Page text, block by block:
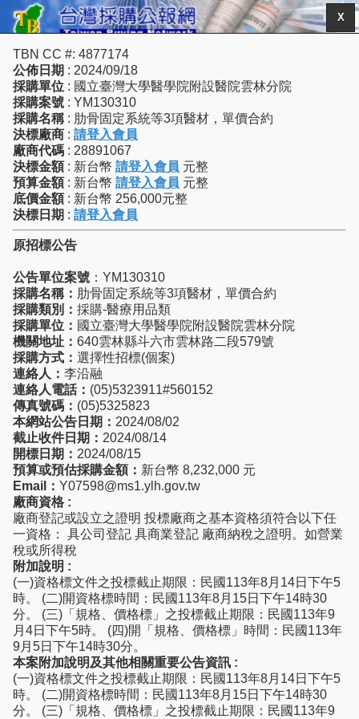
X
TBN CC #: 4877174
公佈日期 : 2024/09/18
採購單位 : 國立臺灣大學醫學院附設醫院雲林分院
採購案號 : YM130310
採購名稱 : 肋骨固定系統等3項醫材，單價合約
決標廠商 : 請登入會員
廠商代碼 : 28891067
決標金額 : 新台幣 請登入會員 元整
預算金額 : 新台幣 請登入會員 元整
底價金額 : 新台幣 256,000元整
決標日期 : 請登入會員
原招標公告
公告單位案號 ：YM130310
採購名稱： 肋骨固定系統等3項醫材，單價合約
採購類別： 採購-醫療用品類
採購單位： 國立臺灣大學醫學院附設醫院雲林分院
機關地址： 640雲林縣斗六市雲林路二段579號
採購方式： 選擇性招標(個案)
連絡人： 李沿融
連絡人電話： (05)5323911#560152
傳真號碼： (05)5325823
本網站公告日期： 2024/08/02
截止收件日期： 2024/08/14
開標日期： 2024/08/15
預算或預估採購金額： 新台幣 8,232,000 元
Email： Y07598@ms1.ylh.gov.tw
廠商資格 :
廠商登記或設立之證明 投標廠商之基本資格須符合以下任
一資格： 具公司登記 具商業登記 廠商納稅之證明。如營業
稅或所得稅
附加說明 :
(一)資格標文件之投標截止期限：民國113年8月14日下午5
時。 (二)開資格標時間：民國113年8月15日下午14時30
分。 (三)「規格、價格標」之投標截止期限：民國113年9
月4日下午5時。 (四)開「規格、價格標」時間：民國113年
9月5日下午14時30分。
本案附加說明及其他相關重要公告資訊 :
(一)資格標文件之投標截止期限：民國113年8月14日下午5
時。 (二)開資格標時間：民國113年8月15日下午14時30
分。 (三)「規格、價格標」之投標截止期限：民國113年9